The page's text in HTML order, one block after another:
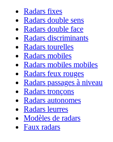
Radars fixes
Radars double sens
Radars double face
Radars discriminants
Radars tourelles
Radars mobiles
Radars mobiles mobiles
Radars feux rouges
Radars passages à niveau
Radars tronçons
Radars autonomes
Radars leurres
Modèles de radars
Faux radars